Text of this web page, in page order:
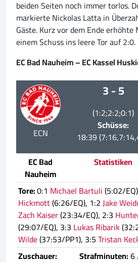
beiden Seiten noch immer torlos.
markierte Nickolas Latta in
Gäste. Kurz vor dem Ende
einem Schuss ins leere Tor auf 2:0.
EC Bad Nauheim – EC Kassel
ECN
3 - 5
(1:2;2:2;0:1)
Schüsse:
18:39
EC Bad
Nauheim
Statistiken
Tore:0:1 Michael Bartuli(5:02/
Hickmott(6:26/EQ), 1:2Jake
Zach Kaiser(23:34/EQ), 2:3
(29:07/EQ), 3:3 Lukas Ribarik
Wilde(37:53/PP1), 3:5Tristan
Zuschauer:
Strafminuten:6